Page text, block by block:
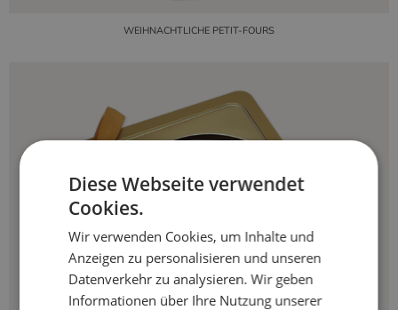
WEIHNACHTLICHE PETIT-FOURS
Diese Webseite verwendet
Cookies.
Wir verwenden Cookies, um Inhalte und
Anzeigen zu personalisieren und unseren
Datenverkehr zu analysieren. Wir geben
Informationen über Ihre Nutzung unserer